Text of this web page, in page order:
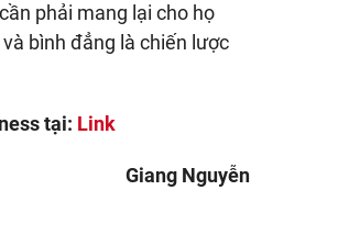
phải mang lại cho họ
bình đẳng là chiến lược
tại: Link
Giang Nguyễn